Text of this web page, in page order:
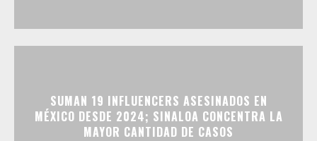
SUMAN 19 INFLUENCERS ASESINADOS EN
MÉXICO DESDE 2024; SINALOA CONCENTRA LA
MAYOR CANTIDAD DE CASOS